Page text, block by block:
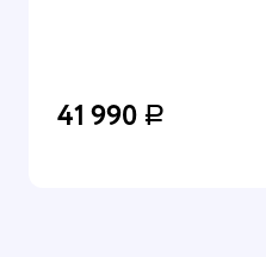
41 990 Р